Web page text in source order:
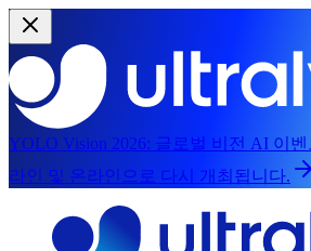
YOLO Vision 2026: 글로벌 비전 AI 이
라인 및 온라인으로 다시 개최됩니다.